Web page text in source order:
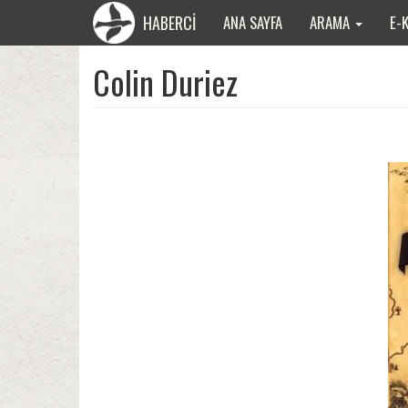
HABERCİ ANA SAYFA ARAMA E-
Colin Duriez